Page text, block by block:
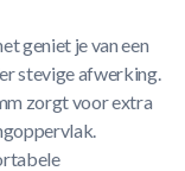
geniet je van een
stevige afwerking.
zorgt voor extra